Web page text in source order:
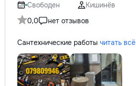
Свободен
Кишинёв
0,0
нет отзывов
Сантехнические работы читать всё